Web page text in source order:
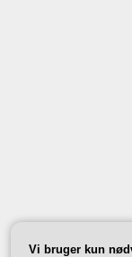
Vi bruger kun